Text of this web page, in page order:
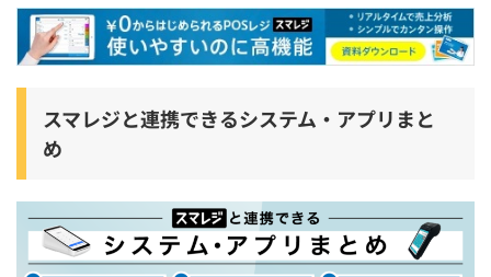
スマレジと外部システムを連携する際の注意点
スマレジAPIではなくプラットフォームAPIで連携する
連携システム・アプリの月額料金・導入費用に注意
体験談
スマレジと連携できるシステム・アプリに関するよくあ
スマレジと連携できるシステム・アプリまと
め